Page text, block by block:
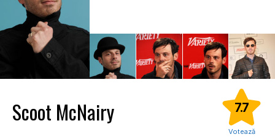
Scoot McNairy 7.7
Votează